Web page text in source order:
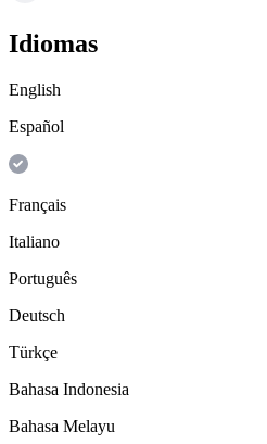
Idiomas
English
Español
Français
Italiano
Português
Deutsch
Türkçe
Bahasa Indonesia
Bahasa Melayu